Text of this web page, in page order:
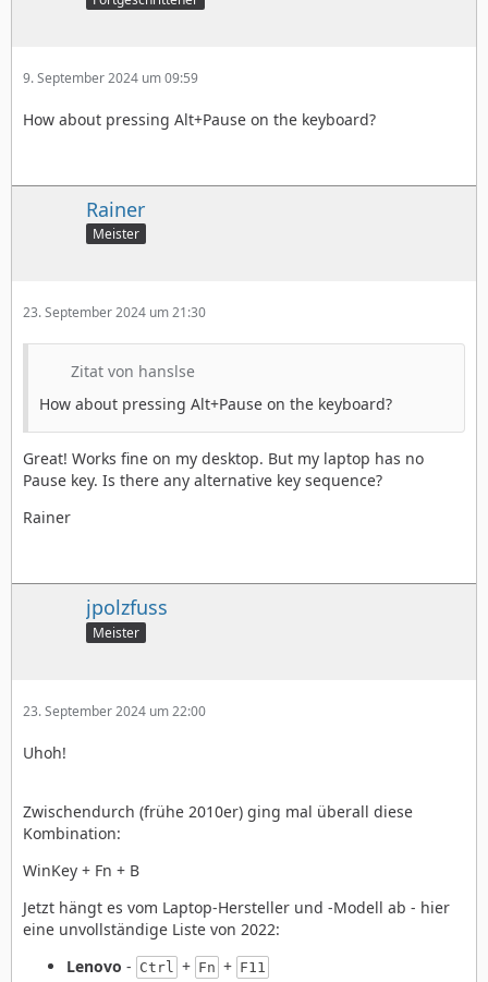
9. September 2024 um 09:59
How about pressing Alt+Pause on the keyboard?
Rainer
Meister
23. September 2024 um 21:30
Zitat von hanslse
How about pressing Alt+Pause on the keyboard?
Great! Works fine on my desktop. But my laptop has no
Pause key. Is there any alternative key sequence?
Rainer
jpolzfuss
Meister
23. September 2024 um 22:00
Uhoh!
Zwischendurch (frühe 2010er) ging mal überall diese
Kombination:
WinKey + Fn + B
Jetzt hängt es vom Laptop-Hersteller und -Modell ab - hier
eine unvollständige Liste von 2022:
Lenovo - Ctrl + Fn + F11